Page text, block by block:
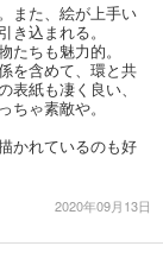
また、絵が上手い
込まれる。
ちも魅力的。
を含めて、環と共
紙も凄く良い、
ゃ素敵や。
かれているのも好
2020年09月13日